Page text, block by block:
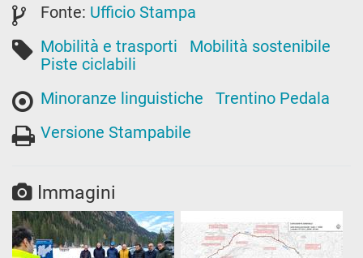
Fonte: Ufficio Stampa
Mobilità e trasporti
Mobilità sostenibile
Piste ciclabili
Minoranze linguistiche
Trentino Pedala
Versione Stampabile
Immagini